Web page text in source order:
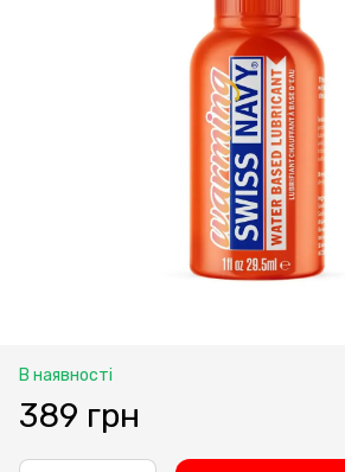
В наявності
389 грн